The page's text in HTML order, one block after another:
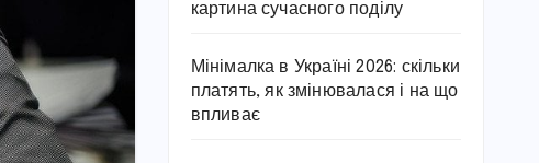
картина сучасного поділу
Мінімалка в Україні 2026: скільки
платять, як змінювалася і на що
впливає